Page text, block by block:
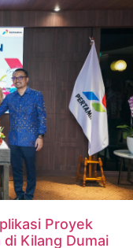
Proyek
Kilang Dumai